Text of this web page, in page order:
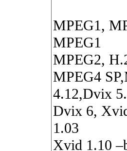
MPEG1,
MPEG1
MPEG2,
MPEG4
4.12,Dvix
Dvix 6,
1.03
Xvid 1.10